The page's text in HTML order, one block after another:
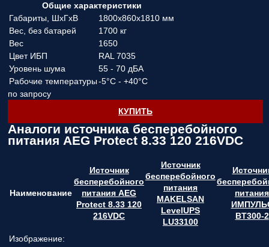
Общие характеристики
Габариты, ШхГхВ
1800х860х1810 мм
Вес, без батарей
1700 кг
Вес
1650
Цвет ИБП
RAL 7035
Уровень шума
55 - 70 дБА
Рабочие температуры-5°C - +40°C
по запросу
КУПИТЬ
Аналоги источника бесперебойного
питания AEG Protect 8.33 120 216VDC
Наименование
Источник
бесперебойного
питания AEG
Protect 8.33 120
216VDC
Источник
бесперебойного
питания
MAKELSAN
LevelUPS
LU33100
питания
BT300-2
Изображение: